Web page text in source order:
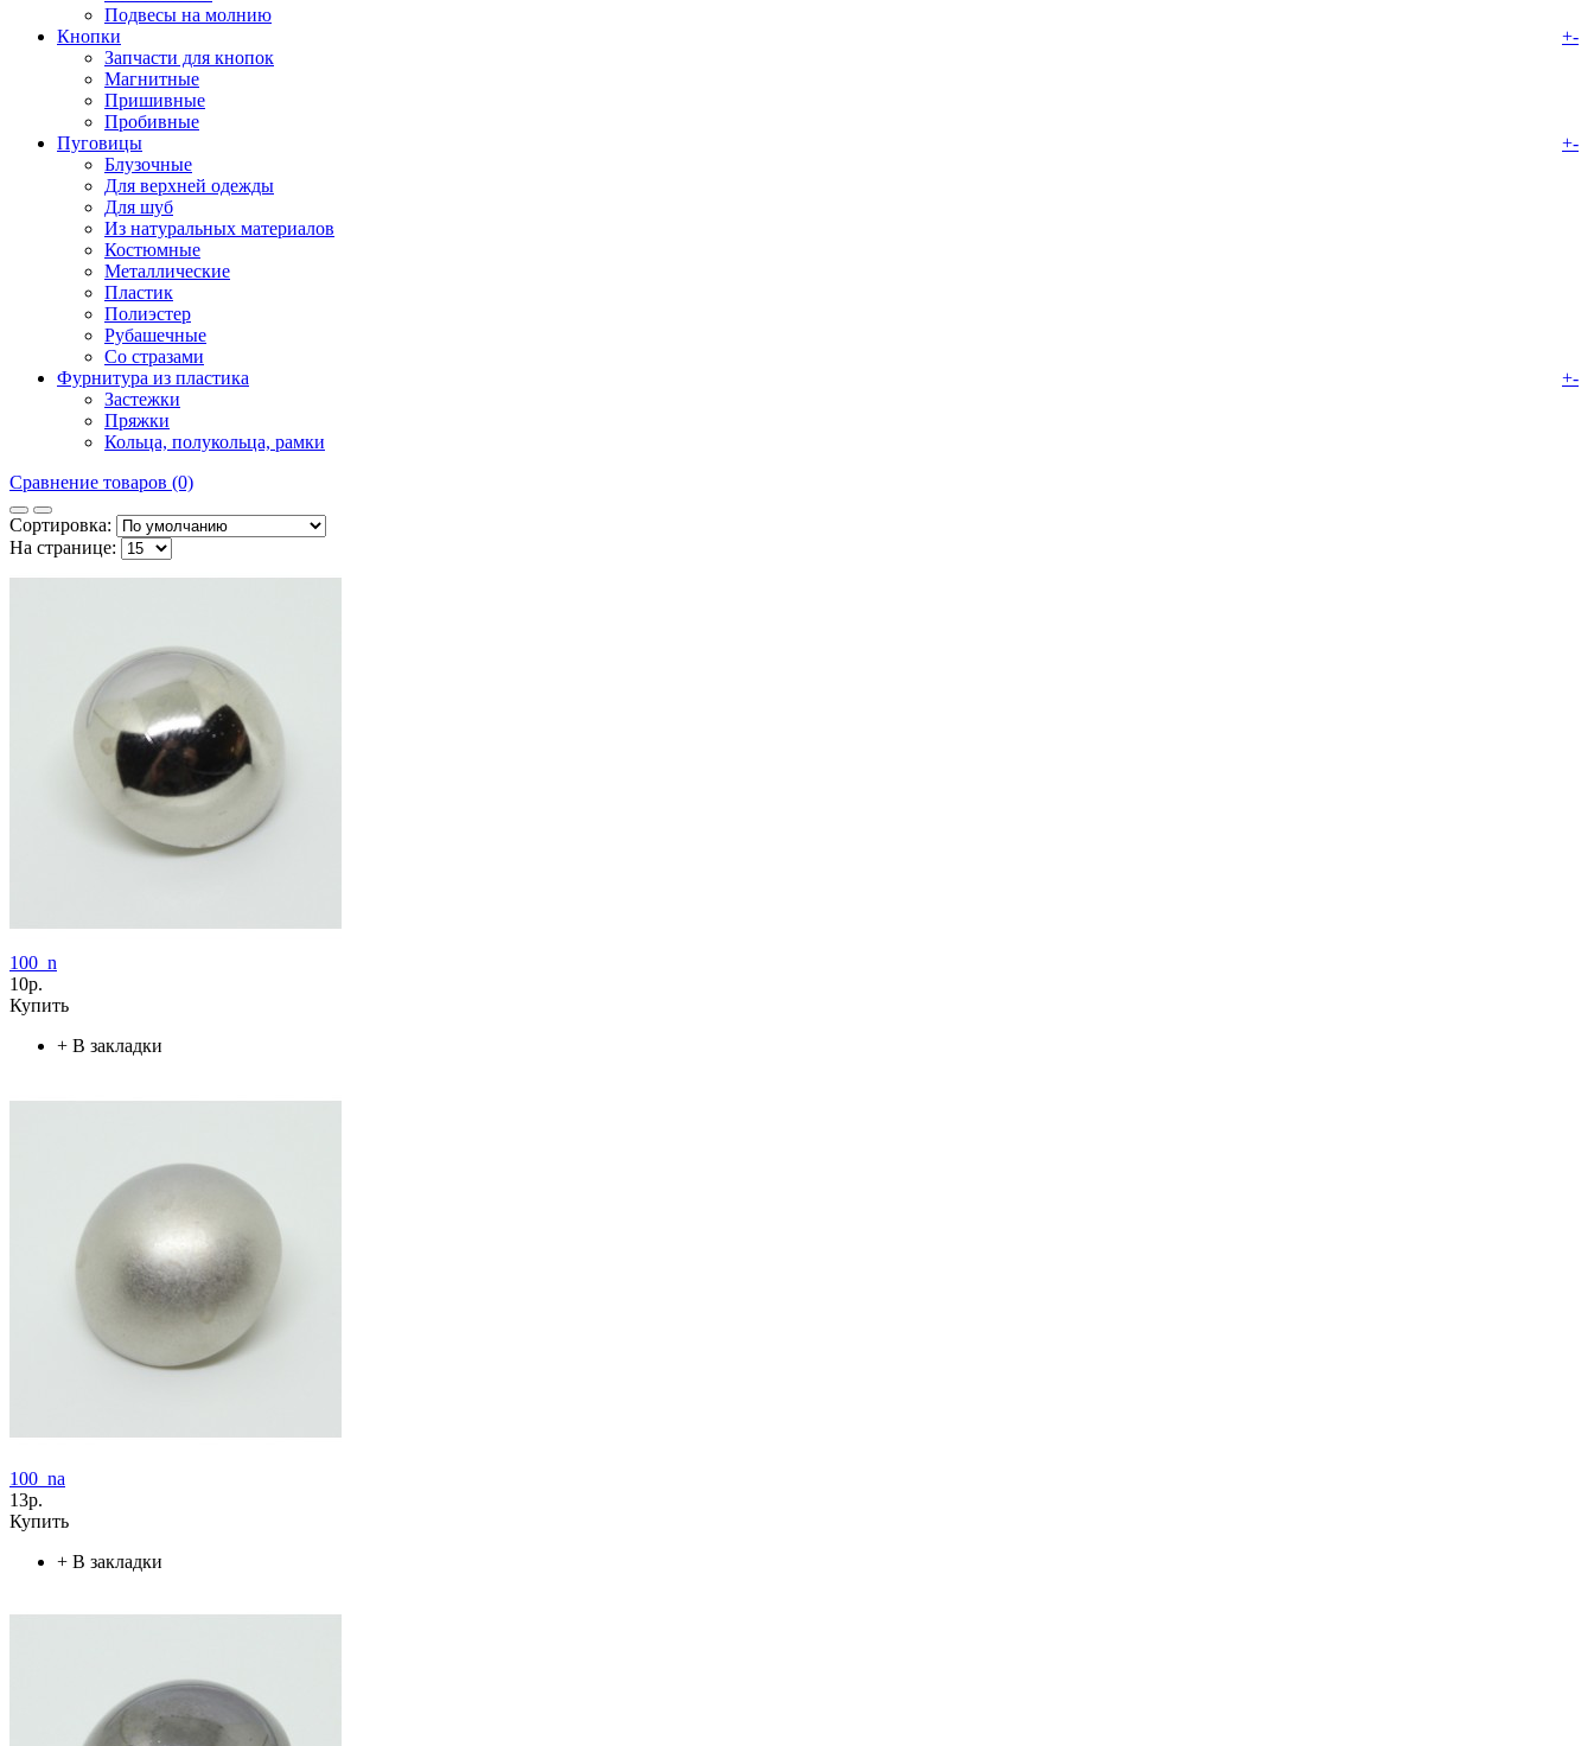
Подвесы на молнию
Кнопки
+-
Запчасти для кнопок
Магнитные
Пришивные
Пробивные
Пуговицы
+-
Блузочные
Для верхней одежды
Для шуб
Из натуральных материалов
Костюмные
Металлические
Пластик
Полиэстер
Рубашечные
Со стразами
Фурнитура из пластика
+-
Застежки
Пряжки
Кольца, полукольца, рамки
Сравнение товаров (0)
Сортировка:
На странице:
100_n
10р.
Купить
+ В закладки
100_na
13р.
Купить
+ В закладки